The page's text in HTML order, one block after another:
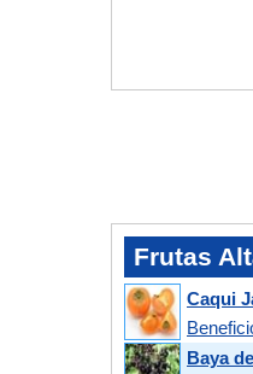
Frutas
Caqui
Baya